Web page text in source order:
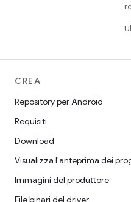
CREA
Repository per Android
Requisiti
Download
Visualizza l'anteprima dei
Immagini del produttore
File binari del driver